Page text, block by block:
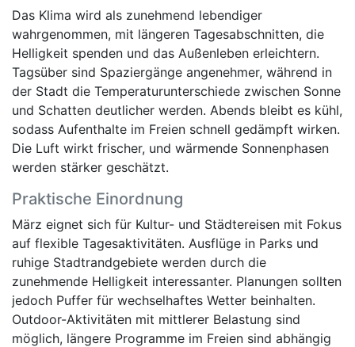
Das Klima wird als zunehmend lebendiger
wahrgenommen, mit längeren Tagesabschnitten, die
Helligkeit spenden und das Außenleben erleichtern.
Tagsüber sind Spaziergänge angenehmer, während in
der Stadt die Temperaturunterschiede zwischen Sonne
und Schatten deutlicher werden. Abends bleibt es kühl,
sodass Aufenthalte im Freien schnell gedämpft wirken.
Die Luft wirkt frischer, und wärmende Sonnenphasen
werden stärker geschätzt.
Praktische Einordnung
März eignet sich für Kultur- und Städtereisen mit Fokus
auf flexible Tagesaktivitäten. Ausflüge in Parks und
ruhige Stadtrandgebiete werden durch die
zunehmende Helligkeit interessanter. Planungen sollten
jedoch Puffer für wechselhaftes Wetter beinhalten.
Outdoor-Aktivitäten mit mittlerer Belastung sind
möglich, längere Programme im Freien sind abhängig